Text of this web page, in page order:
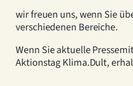
wir freuen uns, wenn Sie
verschiedenen Bereiche.
Wenn Sie aktuelle
Aktionstag Klima.Dult,